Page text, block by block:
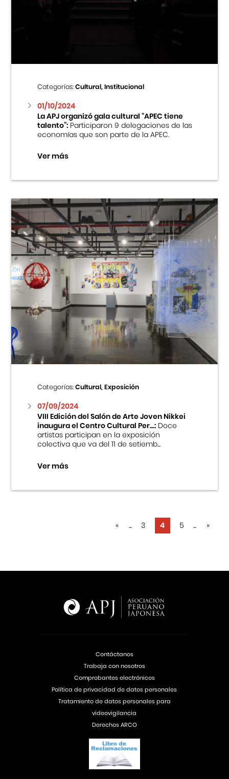
Categorías:Cultural, Institucional
01/10/2024
La APJ organizó gala cultural “APEC tiene
talento”:Participaron 9 delegaciones de las
economías que son parte de la APEC.
Ver más
Categorías:Cultural, Exposición
07/09/2024
VIII Edición del Salón de Arte Joven Nikkei
inaugura el Centro Cultural Per...:Doce
artistas participan en la exposición
colectiva que va del 11 de setiemb...
Ver más
« ... 3 4 5 ... »
Contáctanos
Trabaja con nosotros
Comprobantes electrónicos
Política de privacidad de datos personales
Tratamiento de datos personales para
videovigilancia
Derechos ARCO